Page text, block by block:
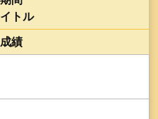
トル
績